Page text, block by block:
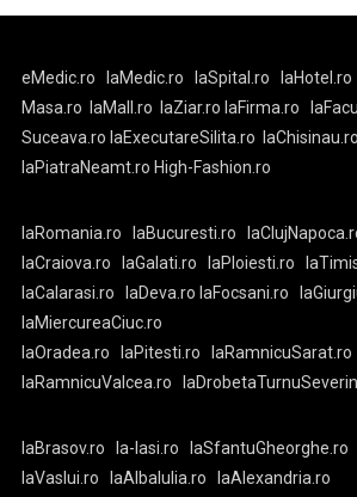
eMedic.ro laMedic.ro laSpital.ro laHotel.ro
Masa.ro
laMall.ro laZiar.ro laFirma.ro
Suceava.ro laExecutareSilita.ro laChisinau.ro
laPiatraNeamt.ro High-Fashion.ro
laRomania.ro laBucuresti.ro
laCraiova.ro
laGalati.ro laPloiesti.ro
laCalarasi.ro
laDeva.ro laFocsani.ro
laMiercureaCiuc.ro
laOradea.ro
laPitesti.ro
laRamnicuSarat.ro
laRamnicuValcea.ro
laBrasov.ro la-Iasi.ro
laSfantuGheorghe.ro
laVaslui.ro
laAlbaIulia.ro laAlexandria.ro